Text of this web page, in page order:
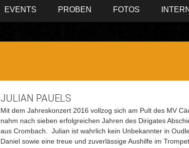
EVENTS PROBEN FOTOS INTERN
JULIAN PAUELS
Mit dem Jahreskonzert 2016 vollzog sich am Pult des MV
nahm nach sieben erfolgreichen Jahren des Dirigates
aus Crombach. Julian ist wahrlich kein Unbekannter in
Daniel sowie eine treue und zuverlässige Aushilfe im